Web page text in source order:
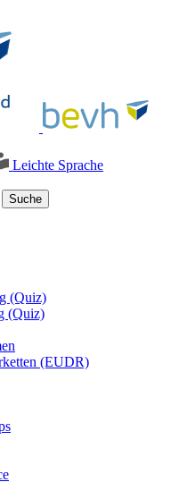
Leichte Sprache
Suche
(Quiz)
(Quiz)
(EUDR)